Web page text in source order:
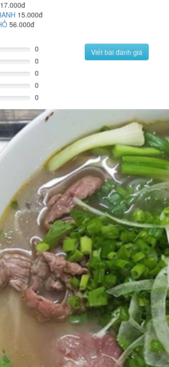
17.000đ
15.000đ
56.000đ
0
0
0
0
0
Viết bài đánh giá